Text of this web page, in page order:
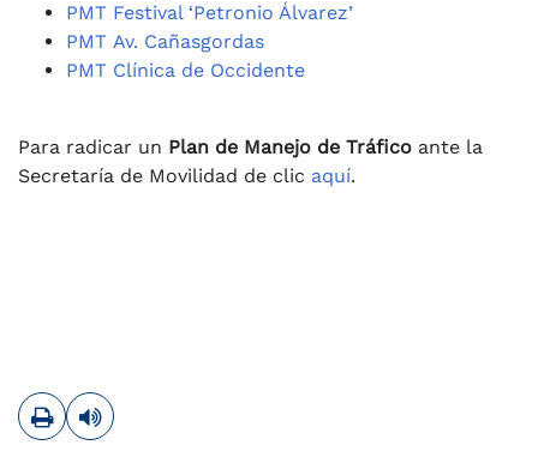
PMT Festival ‘Petronio Álvarez’
PMT Av. Cañasgordas
PMT Clínica de Occidente
Para radicar un Plan de Manejo de Tráfico ante la
Secretaría de Movilidad de clic aquí.
ImprimirLeer contenido